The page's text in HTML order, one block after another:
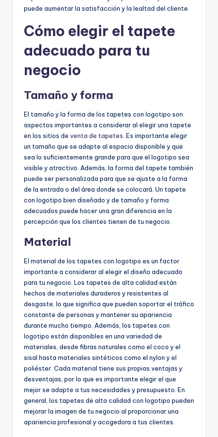
puede aumentar la satisfacción y la lealtad del cliente.
Cómo elegir el tapete
adecuado para tu
negocio
Tamaño y forma
El tamaño y la forma de los tapetes con logotipo son
aspectos importantes a considerar al elegir una tapete
en los sitios de venta de tapetes . Es importante elegir
un tamaño que se adapte al espacio disponible y que
sea lo suficientemente grande para que el logotipo sea
visible y atractivo. Además, la forma del tapete también
puede ser personalizada para que se ajuste a la forma
de la entrada o del área donde se colocará. Un tapete
con logotipo bien diseñado y de tamaño y forma
adecuados puede hacer una gran diferencia en la
percepción que los clientes tienen de tu negocio.
Material
El material de los tapetes con logotipo es un factor
importante a considerar al elegir el diseño adecuado
para tu negocio. Los tapetes de alta calidad están
hechos de materiales duraderos y resistentes al
desgaste, lo que significa que pueden soportar el tráfico
constante de personas y mantener su apariencia
durante mucho tiempo. Además, los tapetes con
logotipo están disponibles en una variedad de
materiales, desde fibras naturales como el coco y el
sisal hasta materiales sintéticos como el nylon y el
poliéster. Cada material tiene sus propias ventajas y
desventajas, por lo que es importante elegir el que
mejor se adapte a tus necesidades y presupuesto. En
general, los tapetes de alta calidad con logotipo pueden
mejorar la imagen de tu negocio al proporcionar una
apariencia profesional y acogedora a tus clientes.